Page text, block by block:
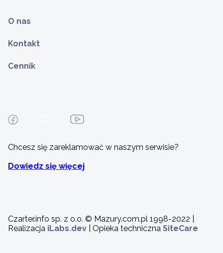
O nas
Kontakt
Cennik
Chcesz się zareklamować w naszym serwisie?
Dowiedz się więcej
Czarter.info sp. z o.o. © Mazury.com.pl 1998-2022 |
Realizacja iLabs.dev | Opieka techniczna SiteCare